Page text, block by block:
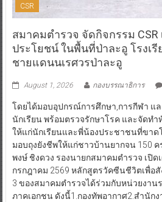
CSR
สมาคมตำรวจ จัดกิจกรรม CSR
ประโยชน์ ในพื้นที่ป่าละอู โรงเรี
ชายแดนนเรศวรป่าละอู
August 1, 2026 กองบรรณาธิการ
โดยได้มอบอุปกรณ์การศึกษา,การกีฬา แ
นักเรียน พร้อมตรวจรักษาโรค และจัดทำ
ให้แก่นักเรียนและพี่น้องประชาชนที่ขา
มอบถุงยังชีพให้แก่ชาวบ้านยากจน 150 ค
พงษ์ ชิงดวง รองนายกสมาคมตำรวจ เปิด